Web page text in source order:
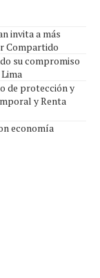
invita a más
Compartido
su compromiso
de protección y
y Renta
economía